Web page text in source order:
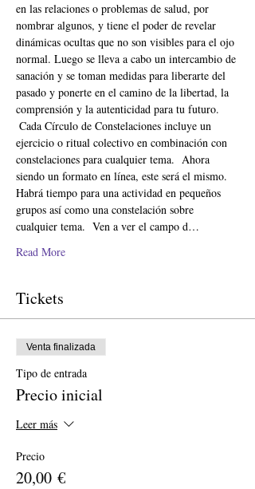
en las relaciones o problemas de salud, por
nombrar algunos, y tiene el poder de revelar
dinámicas ocultas que no son visibles para el ojo
normal. Luego se lleva a cabo un intercambio de
sanación y se toman medidas para liberarte del
pasado y ponerte en el camino de la libertad, la
comprensión y la autenticidad para tu futuro.
ejercicio o ritual colectivo en combinación con
constelaciones para cualquier tema.  Ahora
siendo un formato en línea, este será el mismo.
Habrá tiempo para una actividad en pequeños
grupos así como una constelación sobre
cualquier tema.  Ven a ver el campo d…
Read More
Tickets
Venta finalizada
Tipo de entrada
Precio inicial
Leer más
Precio
20,00 €